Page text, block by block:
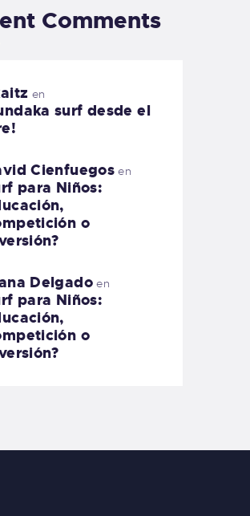
Comments
en
surf desde el
Cienfuegos en
para Niños:
o
Delgadoen
para Niños:
o